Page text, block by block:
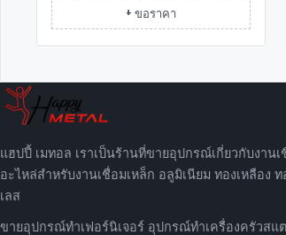
+ ขอราคา
แฮปปี้ เมทอล เราเป็นร้านที่ขายอุปกรณ์เกี่ยวกับงาน
อะไหล่สำหรับงานเชื่อมเหล็ก อลูมิเนียม ทองเหลือง
เลส
ขายอุปกรณ์ทำเฟอร์นิเจอร์ อุปกรณ์ทำเครื่องครัวสแ